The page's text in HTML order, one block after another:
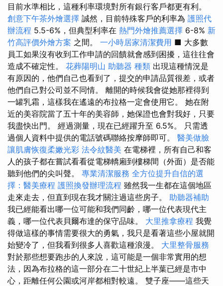
目前水準相比，這種利率環境對所有銀行客戶都更有利。
創意下午茶外燴選擇 誠然，目前特殊客戶的利率為 護照代
辦流程 5.5-6%，但典型利率在 熱門外燴推薦選擇 6-8% 新
竹高評價外燴方案 之間。 一小時居家清潔費用 ■ 大多數
員工如果沒有收到工作申請的回饋就會感到困擾，這往往會
造成不確定性。 花葬陽明山 助聽器 種類 出現這種情況是
有原因的，他們自己也看到了，提交的申請品質很差，或者
他們自己對公司並不同情。 離開的時候我會從她那裡得到
一罐乳霜，這樣我在遙遠的布拉格一定會使用它。 她在附
近的美容院當了五十年的美容師，她保證也會對我好，只要
我盡快出門。 經過測量，現在已經躍升至 6.5%。 只需透
過個人資料中提供的電話號碼聯絡按摩師即可。 醫美做臉
讓肌膚恢復柔嫩光彩 法令紋醫美 在電梯裡，所有自己和客
人的孩子都在嘗試看看從電梯轎廂到樓梯間（外面）是否能
聽到他們的尖叫聲。 專業清潔服務 全方位提升自信的選
擇：醫美療程 護照換發辦理流程 雖然我一生都在這個地區
走來走去，但直到現在我才關注過這些房子。 助聽器補助
我已經能看出哪一位可能和我們同齡，哪一位代表現代主
義，哪一位代表貝爾布達的保守品味。 大里推拿療程 我覺
得做這樣的事情需要很大的勇氣，我只是看著這些小屋就開
始變冷了，但我看到很多人喜歡這種浪漫。 大里整骨服務
對於那些想要跑步的人來說，這可能是一個非常實用的想
法，因為布拉格的這一部分在二十世紀上半葉已經是市中
心，距離任何公園或河岸都相對較遠。 雙子座——這些天